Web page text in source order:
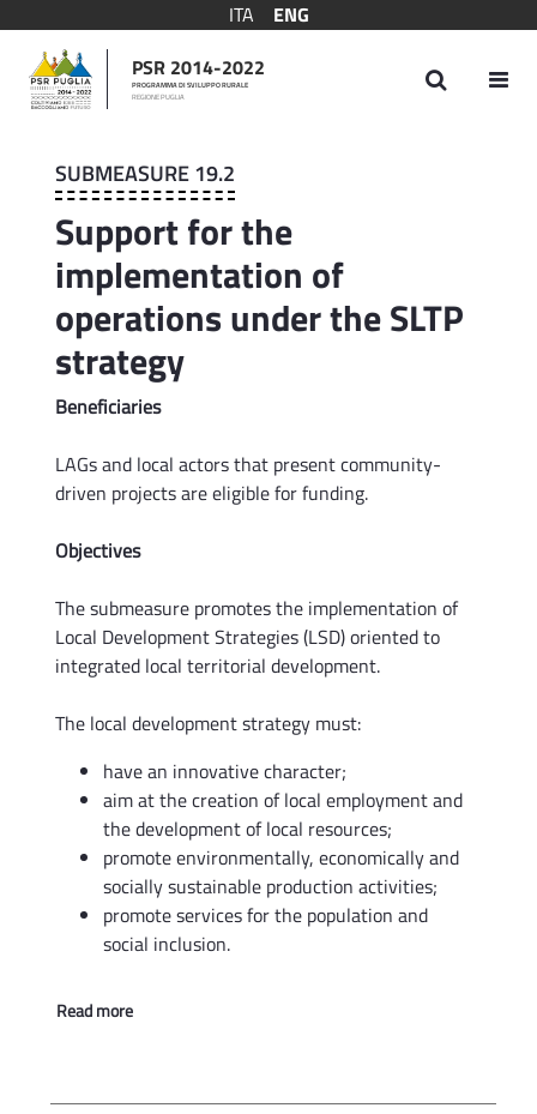
ITA
ENG
PSR 2014-2022
PROGRAMMA DI SVILUPPO RURALE
REGIONE PUGLIA
SUBMEASURE 19.2
Support for the
implementation of
operations under the SLTP
strategy
Beneficiaries
LAGs and local actors that present community-
driven projects are eligible for funding.
Objectives
The submeasure promotes the implementation of
Local Development Strategies (LSD) oriented to
integrated local territorial development.
The local development strategy must:
have an innovative character;
aim at the creation of local employment and
the development of local resources;
promote environmentally, economically and
socially sustainable production activities;
promote services for the population and
social inclusion.
Read more